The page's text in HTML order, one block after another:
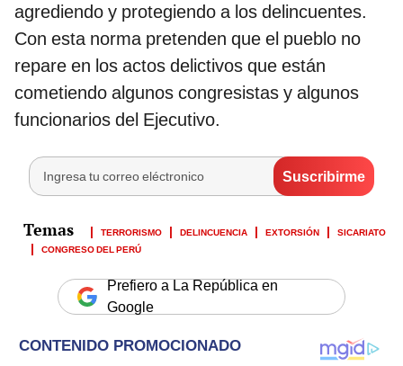
agrediendo y protegiendo a los delincuentes.
Con esta norma pretenden que el pueblo no
repare en los actos delictivos que están
cometiendo algunos congresistas y algunos
funcionarios del Ejecutivo.
TERRORISMO DELINCUENCIA EXTORSIÓN
SICARIATO
CONGRESO DEL PERÚ
Prefiero a La República en
Google